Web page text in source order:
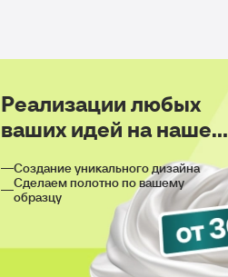
Реализации любых
ваших идей на нашем
Создание уникального дизайна
Сделаем полотно по вашему
образцу